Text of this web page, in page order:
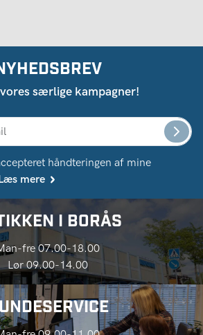
særlige kampagner!
håndteringen af ​​mine
mere
I BORÅS
fre 07.00-18.00
Lør 09.00-14.00